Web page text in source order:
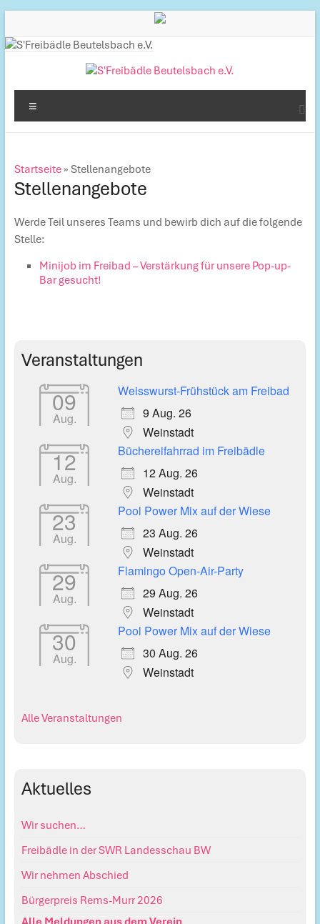
Inhalt
springen
S'Freibädle
Beutelsbach
Betreiber
des
in
Beutelsbach
Startseite» Stellenangebote
Stellenangebote
Werde Teil unseres Teams und bewirb dich auf die folgende
Stelle:
Minijob im Freibad – Verstärkung für unsere Pop-up-
Bar gesucht!
Veranstaltungen
09
Aug.
Weisswurst-Frühstück am Freibad
9 Aug. 26
Weinstadt
12
Aug.
Büchereifahrrad im Freibädle
12 Aug. 26
Weinstadt
23
Aug.
Pool Power Mix auf der Wiese
23 Aug. 26
Weinstadt
29
Aug.
Flamingo Open-Air-Party
29 Aug. 26
Weinstadt
30
Aug.
Pool Power Mix auf der Wiese
30 Aug. 26
Weinstadt
Alle Veranstaltungen
Aktuelles
Wir suchen…
Freibädle in der SWR Landesschau BW
Wir nehmen Abschied
Bürgerpreis Rems-Murr 2026